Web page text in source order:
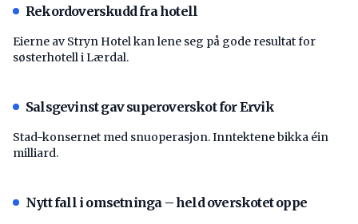
Rekordoverskudd fra hotell
Eierne av Stryn Hotel kan lene seg på gode resultat for
søsterhotell i Lærdal.
Salsgevinst gav superoverskot for Ervik
Stad-konsernet med snuoperasjon. Inntektene bikka éin
milliard.
Nytt fall i omsetninga – held overskotet oppe